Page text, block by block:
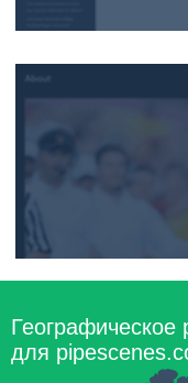
Географическое
для